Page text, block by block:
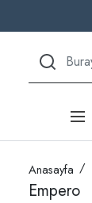
Anasayfa
Empero